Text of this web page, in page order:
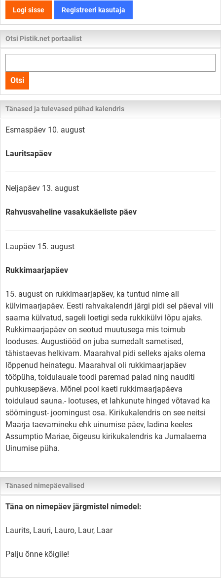
Logi sisse Registreeri kasutaja
Otsi Pistik.net portaalist
kogu
lehelt
Otsi
Tänased ja tulevased pühad kalendris
Esmaspäev 10. august
Lauritsapäev
Neljapäev 13. august
Rahvusvaheline vasakukäeliste päev
Laupäev 15. august
Rukkimaarjapäev
15. august on rukkimaarjapäev, ka tuntud nime all
külvimaarjapäev. Eesti rahvakalendri järgi pidi sel päeval vili
saama külvatud, sageli loetigi seda rukkikülvi lõpu ajaks.
Rukkimaarjapäev on seotud muutusega mis toimub
looduses. Augustiööd on juba sumedalt sametised,
tähistaevas helkivam. Maarahval pidi selleks ajaks olema
lõppenud heinategu. Maarahval oli rukkimaarjapäev
tööpüha, toidulauale toodi paremad palad ning nauditi
puhkusepäeva. Mõnel pool kaeti rukkimaarjapäeva
toidulaud sauna.- lootuses, et lahkunute hinged võtavad ka
söömingust- joomingust osa. Kirikukalendris on see neitsi
Maarja taevamineku ehk uinumise päev, ladina keeles
Assumptio Mariae, õigeusu kirikukalendris ka Jumalaema
Uinumise püha.
Tänased nimepäevalised
Täna on nimepäev järgmistel nimedel:
Laurits, Lauri, Lauro, Laur, Laar
Palju õnne kõigile!